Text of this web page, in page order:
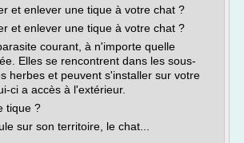
et enlever une tique à votre chat ?
et enlever une tique à votre chat ?
courant, à n'importe quelle
Elles se rencontrent dans les sous-
herbes et peuvent s'installer sur votre
ci a accès à l'extérieur.
tique ?
sur son territoire, le chat...